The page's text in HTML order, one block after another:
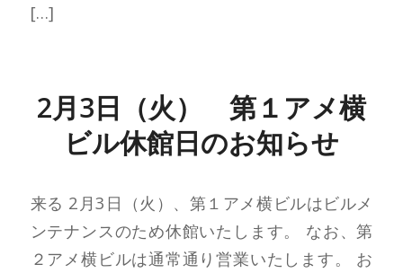
[…]
2月3日（火） 第１アメ横
ビル休館日のお知らせ
来る 2月3日（火）、第１アメ横ビルはビルメ
ンテナンスのため休館いたします。 なお、第
２アメ横ビルは通常通り営業いたします。 お